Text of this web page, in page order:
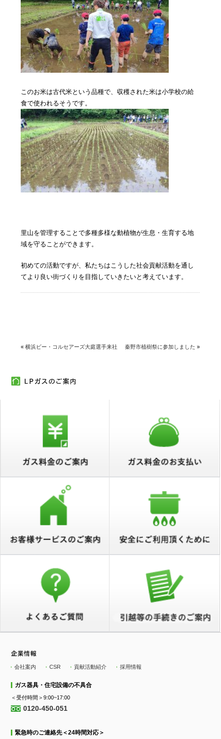
このお米は古代米という品種で、収穫された米は小学校の給
食で使われるそうです。
里山を管理することで多種多様な動植物が生息・生育する地
域を守ることができます。
初めての活動ですが、私たちはこうした社会貢献活動を通し
てより良い街づくりを目指していきたいと考えています。
«横浜ビー・コルセアーズ大庭選手来社 秦野市植樹祭に参加しました »
会社案内 CSR 貢献活動紹介 採用情報
ガス器具・住宅設備の不具合
＜受付時間＞9:00~17:00
0120-450-051
緊急時のご連絡先＜24時間対応＞